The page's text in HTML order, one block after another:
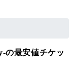
の最安値チケッ